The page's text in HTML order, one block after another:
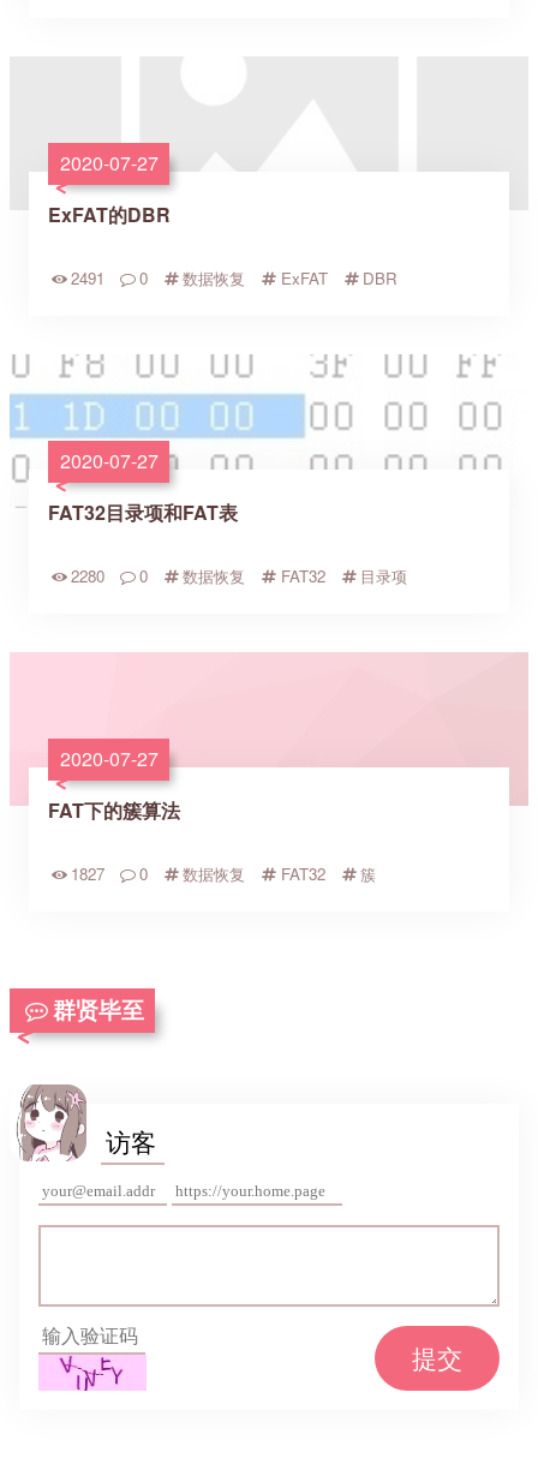
2020-07-27
ExFAT的DBR
2491 0 数据恢复 ExFAT DBR
2020-07-27
FAT32目录项和FAT表
2280 0 数据恢复 FAT32 目录项
2020-07-27
FAT下的簇算法
1827 0 数据恢复 FAT32 簇
群贤毕至
提交